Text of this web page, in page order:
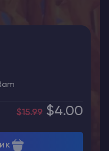
$15.99 $4.00